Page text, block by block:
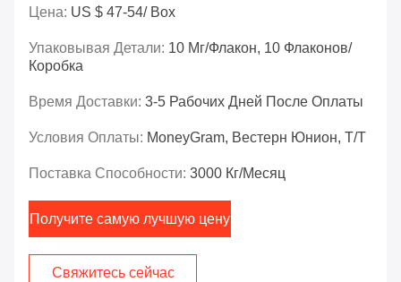
Цена: US $ 47-54/ Box
Упаковывая Детали: 10 Мг/флакон, 10 Флаконов/
Коробка
Время Доставки: 3-5 Рабочих Дней После Оплаты
Условия Оплаты: MoneyGram, Вестерн Юнион, Т/Т
Поставка Способности: 3000 Кг/месяц
Получите самую лучшую цену
Свяжитесь сейчас